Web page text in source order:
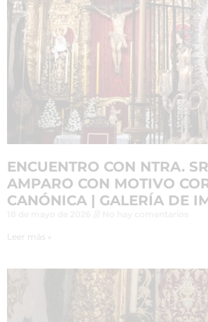
ENCUENTRO CON NTRA.
AMPARO CON MOTIVO
CANÓNICA | GALERÍA DE
Leer más »